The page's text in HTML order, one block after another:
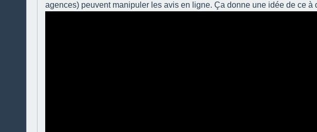
agences) peuvent manipuler les avis en ligne. Ça donne une idée de ce à